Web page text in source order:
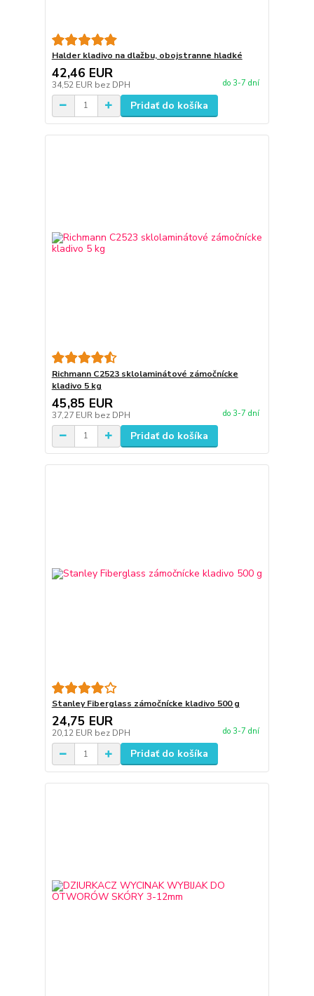
Halder kladivo na dlažbu, obojstranne hladké
42,46 EUR
34,52 EUR bez DPH do 3-7 dní
Pridať do košíka
Richmann C2523 sklolaminátové zámočnícke
kladivo 5 kg
45,85 EUR
37,27 EUR bez DPH do 3-7 dní
Pridať do košíka
Stanley Fiberglass zámočnícke kladivo 500 g
24,75 EUR
20,12 EUR bez DPH do 3-7 dní
Pridať do košíka